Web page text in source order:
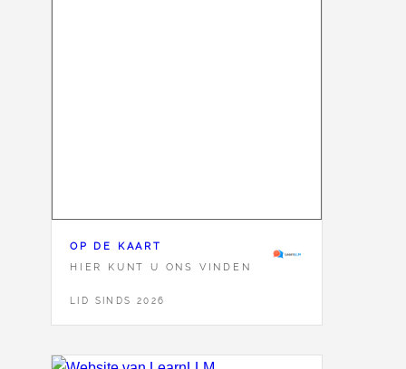
OP DE KAART
HIER KUNT U ONS VINDEN
LID SINDS 2026